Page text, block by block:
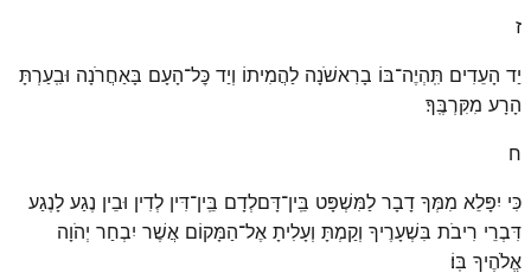
ז
יַד הָעֵדִים תִּֽהְיֶה־בּוֹ בָרִאשֹׁנָה לַהֲמִיתוֹ וְיַד כׇּל־הָעָם בָּאַחֲרֹנָה וּבִֽעַרְתָּ
הָרָע מִקִּרְבֶּֽךָ׃
ח
כִּי יִפָּלֵא מִמְּךָ דָבָר לַמִּשְׁפָּט בֵּֽין־דָּםלְדָם בֵּֽין־דִּין לְדִין וּבֵין נֶגַע לָנֶגַע
דִּבְרֵי רִיבֹת בִּשְׁעָרֶיךָ וְקַמְתָּ וְעָלִיתָ אֶל־הַמָּקוֹם אֲשֶׁר יִבְחַר יְהֹוָה
אֱלֹהֶיךָ בּֽוֹ׃